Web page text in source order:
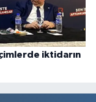
iktidarın